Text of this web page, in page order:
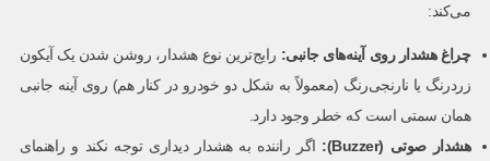
می‌کند:
چراغ هشدار روی آینه‌های جانبی: رایج‌ترین نوع هشدار، روشن شدن یک آیکون
زردرنگ یا نارنجی‌رنگ (معمولاً به شکل دو خودرو در کنار هم) روی آینه جانبی
همان سمتی است که خطر وجود دارد.
هشدار صوتی (Buzzer):
اگر راننده به هشدار دیداری توجه نکند و راهنمای